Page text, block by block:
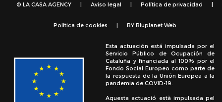
© LA CASA AGENCY | Aviso legal | Política de privacidad |
Política de cookies | BY Bluplanet Web
Esta actuación está impulsada por el
Servicio Público de Ocupación de
Cataluña y financiada al 100% por el
Fondo Social Europeo como parte de
la respuesta de la Unión Europea a la
pandemia de COVID-19.
Aquesta actuació està impulsada pel